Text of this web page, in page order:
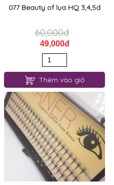
077 Beauty of lụa HQ 3,4,5d
60,000đ
49,000đ
Thêm vào giỏ